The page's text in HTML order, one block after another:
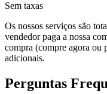
Sem taxas
Os nossos serviços são
vendedor paga a nossa
compra (compre agora ou
adicionais.
Perguntas